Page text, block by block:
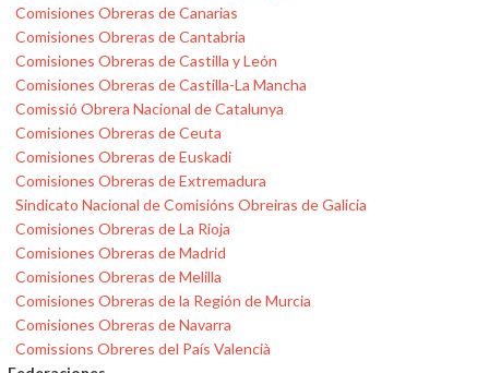
Comisiones Obreras de Canarias
Comisiones Obreras de Cantabria
Comisiones Obreras de Castilla y León
Comisiones Obreras de Castilla-La Mancha
Comissió Obrera Nacional de Catalunya
Comisiones Obreras de Ceuta
Comisiones Obreras de Euskadi
Comisiones Obreras de Extremadura
Sindicato Nacional de Comisións Obreiras de Galicia
Comisiones Obreras de La Rioja
Comisiones Obreras de Madrid
Comisiones Obreras de Melilla
Comisiones Obreras de la Región de Murcia
Comisiones Obreras de Navarra
Comissions Obreres del País Valencià